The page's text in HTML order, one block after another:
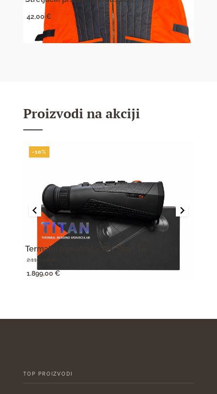
42,00€
Proizvodi na akciji
-10%
Termalni osmatrač - RIX Titan T6
2.110,00
Izvorna
je:
1.899,00€ Trenutna
1.899,00 €.
je:
TOP PROIZVODI